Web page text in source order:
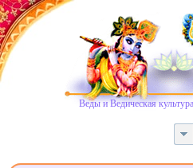
Веды и Ведическая